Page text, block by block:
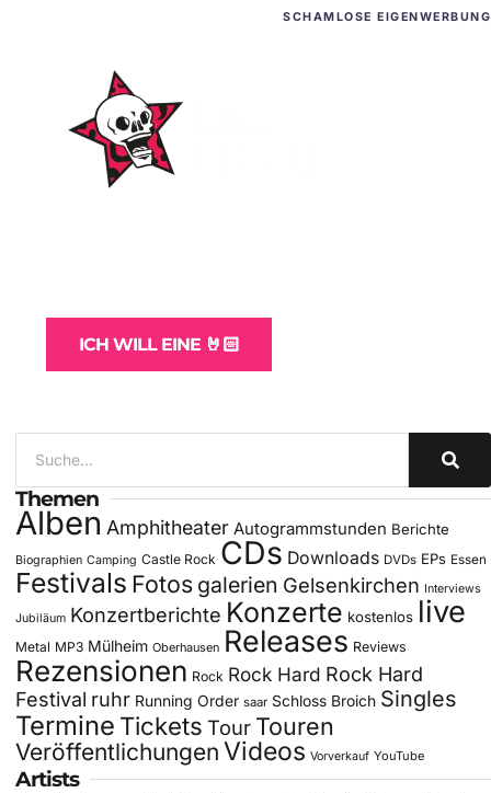
SCHAMLOSE EIGENWERBUNG
ICH WILL EINE 🤘🏻
Themen
Alben Amphitheater Autogrammstunden Berichte
Biographien Camping Castle Rock CDs Downloads DVDs EPs Essen
Festivals Fotos galerien Gelsenkirchen Interviews
Jubiläum Konzertberichte Konzerte kostenlos live
Metal MP3 Mülheim Oberhausen Releases Reviews
Rezensionen Rock Rock Hard Rock Hard
Festival ruhr Running Order saar Schloss Broich Singles
Termine Tickets Tour Touren
Veröffentlichungen Videos Vorverkauf YouTube
Artists